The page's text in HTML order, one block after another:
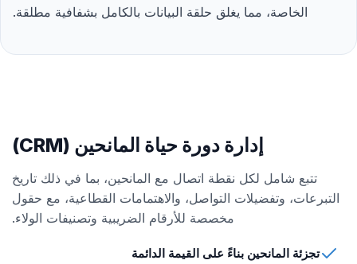
الخاصة، مما يغلق حلقة البيانات بالكامل بشفافية مطلقة.
إدارة دورة حياة المانحين (CRM)
تتبع شامل لكل نقطة اتصال مع المانحين، بما في ذلك تاريخ
التبرعات، وتفضيلات التواصل، والاهتمامات القطاعية، مع حقول
مخصصة للأرقام الضريبية وتصنيفات الولاء.
تجزئة المانحين بناءً على القيمة الدائمة